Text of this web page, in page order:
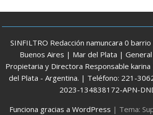
SINFILTRO Redacción namuncara 0
Buenos Aires | Mar del Plata |
Propietaria y Directora Responsable
del Plata - Argentina. | Teléfono: 221-
2023-134838172-APN-
Funciona gracias a WordPress | Tema: